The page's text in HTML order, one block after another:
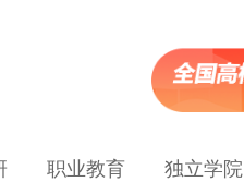
职业教育 独立学院